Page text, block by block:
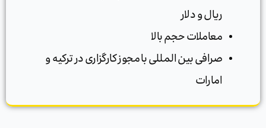
ریال و دلار
معاملات حجم بالا
صرافی بین المللی با مجوز کارگزاری در ترکیه و
امارات